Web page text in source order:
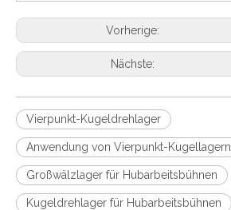
Vorherige:
Nächste:
Vierpunkt-Kugeldrehlager
Anwendung von Vierpunkt-Kugellagern
Großwälzlager für Hubarbeitsbühnen
Kugeldrehlager für Hubarbeitsbühnen